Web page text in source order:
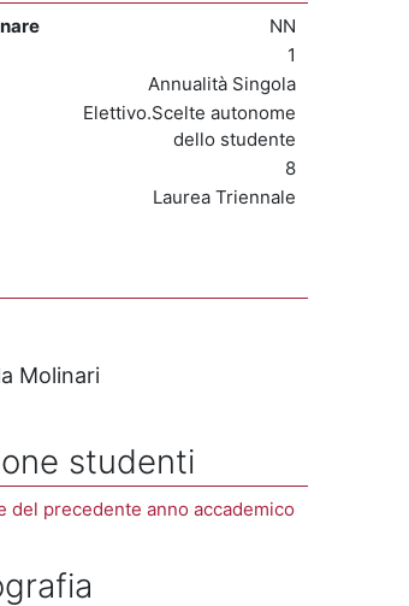
NN
1
Annualità Singola
Elettivo.Scelte autonome
dello studente
8
Laurea Triennale
Molinari
studenti
del precedente anno accademico